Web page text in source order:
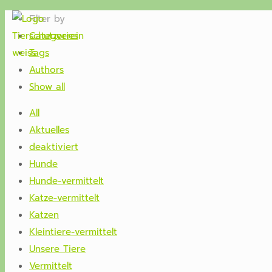
Filter by
Categories
Tags
Authors
Show all
All
Aktuelles
deaktiviert
Hunde
Hunde-vermittelt
Katze-vermittelt
Katzen
Kleintiere-vermittelt
Unsere Tiere
Vermittelt